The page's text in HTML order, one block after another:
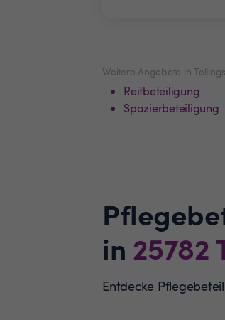
Weitere Angebote in
Reitbeteiligung
Spazierbeteiligung
in 25782
Entdecke